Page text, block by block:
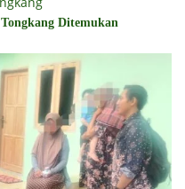
Ditemukan